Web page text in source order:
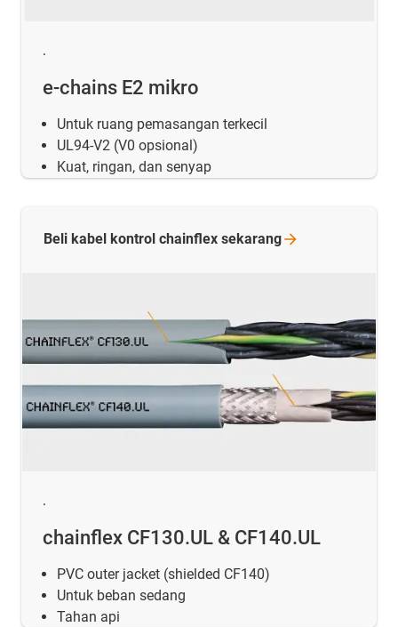
.
e-chains E2 mikro
Untuk ruang pemasangan terkecil
UL94-V2 (V0 opsional)
Kuat, ringan, dan senyap
.
chainflex CF130.UL & CF140.UL
PVC outer jacket (shielded CF140)
Untuk beban sedang
Tahan api
Beli kabel kontrol chainflex sekarang